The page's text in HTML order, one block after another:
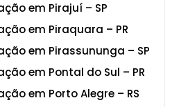
em Pirajuí – SP
em Piraquara – PR
em Pirassununga – SP
em Pontal do Sul – PR
em Porto Alegre – RS